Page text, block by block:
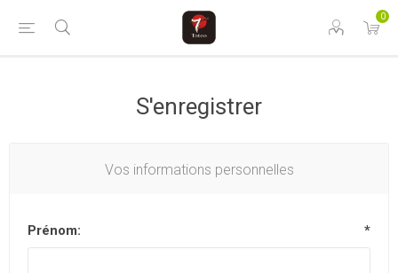
0
S'enregistrer
Vos informations personnelles
Prénom: *